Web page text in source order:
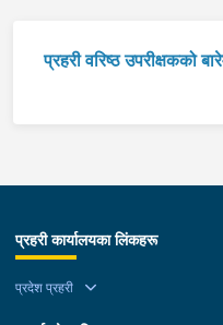
प्रहरी वरिष्ठ उपरीक्षकको
प्रहरी कार्यालयका लिंकहरू
प्रदेश प्रहरी